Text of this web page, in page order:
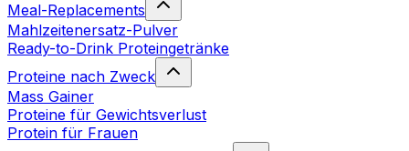
Meal-Replacements
Mahlzeitenersatz-Pulver
Ready-to-Drink Proteingetränke
Proteine nach Zweck
Mass Gainer
Proteine für Gewichtsverlust
Protein für Frauen